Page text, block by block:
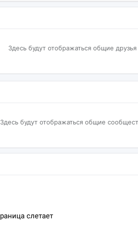
Здесь будут отображаться общие друзья
Здесь будут отображаться общие